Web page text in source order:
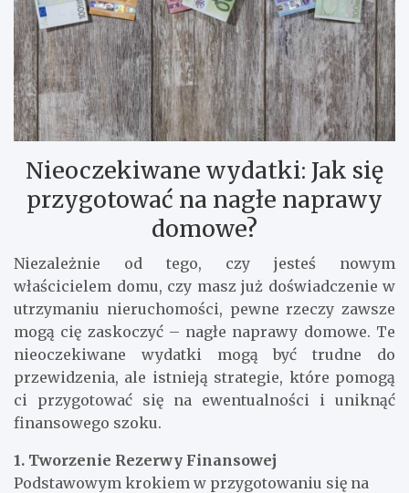
Nieoczekiwane wydatki: Jak się
przygotować na nagłe naprawy
domowe?
Niezależnie od tego, czy jesteś nowym
właścicielem domu, czy masz już doświadczenie w
utrzymaniu nieruchomości, pewne rzeczy zawsze
mogą cię zaskoczyć – nagłe naprawy domowe. Te
nieoczekiwane wydatki mogą być trudne do
przewidzenia, ale istnieją strategie, które pomogą
ci przygotować się na ewentualności i uniknąć
finansowego szoku.
1. Tworzenie Rezerwy Finansowej
Podstawowym krokiem w przygotowaniu się na